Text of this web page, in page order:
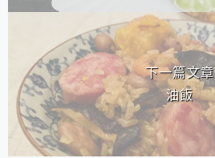
下一篇文章
油飯